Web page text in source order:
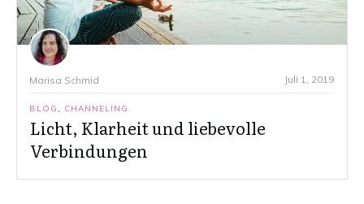
Marisa Schmid Juli 1, 2019
BLOG , CHANNELING
Licht, Klarheit und liebevolle
Verbindungen